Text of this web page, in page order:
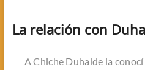
La relación con
A Chiche Duhalde la